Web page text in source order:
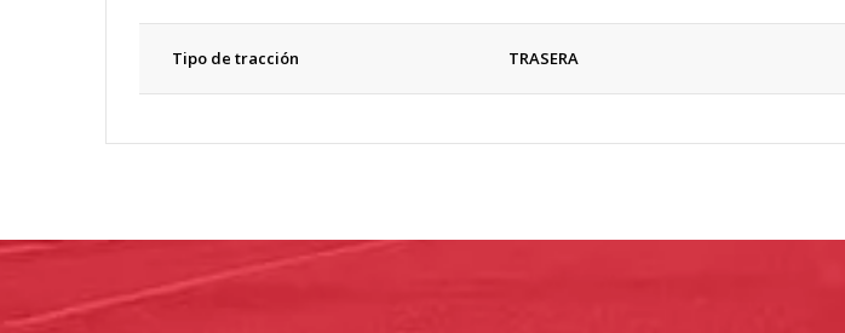
Tipo de tracción TRASERA